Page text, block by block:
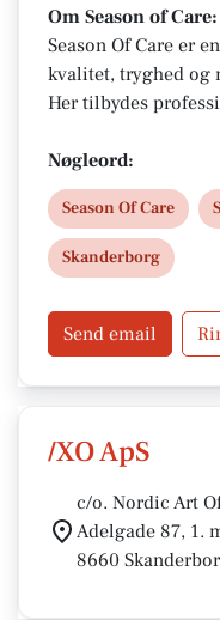
Om Season of Care:
Season Of Care er
kvalitet, tryghed og
Her tilbydes
omgivelser med
Nøgleord:
Season Of Care
Skanderborg
Send email
/XO ApS
c/o. Nordic Art
Adelgade 87, 1.
8660